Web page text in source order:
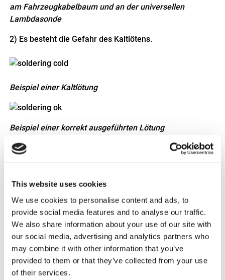
This website uses cookies
We use cookies to personalise content and ads, to
provide social media features and to analyse our traffic.
We also share information about your use of our site with
our social media, advertising and analytics partners who
may combine it with other information that you’ve
provided to them or that they’ve collected from your use
of their services.
am Fahrzeugkabelbaum und an der universellen
Lambdasonde
2) Es besteht die Gefahr des Kaltlötens.
Beispiel einer Kaltlötung
Beispiel einer korrekt ausgeführten Lötung
ordnungsgemäße und langlebige Isolierung ausgeführt
werden.
Einkapselung
Um die bis zu 5 gelöteten und isolierten Leitungen
herum muss eine ordnungsgemäße und langlebig
Einkapselung ausgeführt werden, um Kälte, Hitze,
Feuchtigkeit, Öl, Salz und Schmutz standzuhalten.